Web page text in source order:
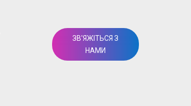
ЗВ'ЯЖІТЬСЯ З
НАМИ